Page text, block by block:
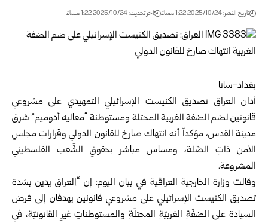
تاريخ النشر: 2025/10/24 1:22 مساءً اخر تحديث: 2025/10/24 1:22 مساءً
بغداد-سانا
أدان العراق تصديق الكنيست الإسرائيلي التمهيدي على مشروعي
قانونين لضم الضفة الغربية المحتلة ومستوطنة “معاليه أدوميم” شرق
مدينة القدس، مؤكداً أنه انتهاك صارخ للقانون الدولي وقراراتِ مجلسِ
الأمن ذاتِ الصِّلة، ومساس مباشر بحقوقِ الشَّعب الفلسطيني
المشروعة.
وقالت وزارة الخارجية العراقية في بيان اليوم: إن “ِالعراق يدين بشدة
تصديق الكنيست الإسرائيلي على مشروعي قانونين يهدفان إلى فرض
السيادة على الضفّةِ الغربيّةِ المحتلّةِ والمستوطناتِ غيرِ القانونيّة، في